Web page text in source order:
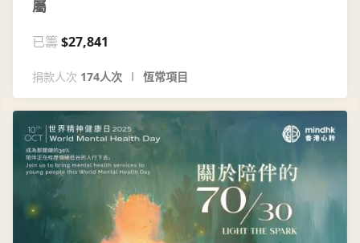
屬
已籌 $27,841
捐款人次 174人次 恆常項目